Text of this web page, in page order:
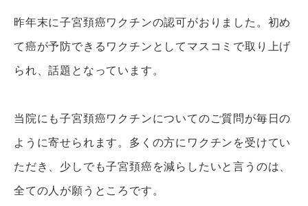
昨年末に子宮頚癌ワクチンの認可がおりました。初め
て癌が予防できるワクチンとしてマスコミで取り上げ
られ、話題となっています。
当院にも子宮頚癌ワクチンについてのご質問が毎日の
ように寄せられます。多くの方にワクチンを受けてい
ただき、少しでも子宮頚癌を減らしたいと言うのは、
全ての人が願うところです。